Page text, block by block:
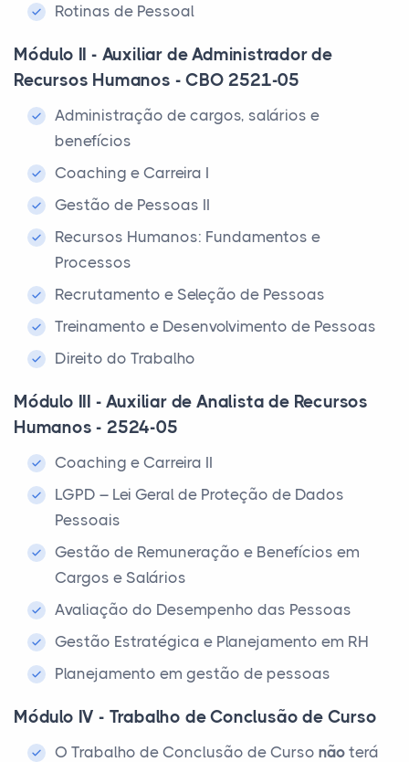
Rotinas de Pessoal
Módulo II - Auxiliar de Administrador de
Recursos Humanos - CBO 2521-05
Administração de cargos, salários e
benefícios
Coaching e Carreira I
Gestão de Pessoas II
Recursos Humanos: Fundamentos e
Processos
Recrutamento e Seleção de Pessoas
Treinamento e Desenvolvimento de Pessoas
Direito do Trabalho
Módulo III - Auxiliar de Analista de Recursos
Humanos - 2524-05
Coaching e Carreira II
LGPD – Lei Geral de Proteção de Dados
Pessoais
Gestão de Remuneração e Benefícios em
Cargos e Salários
Avaliação do Desempenho das Pessoas
Gestão Estratégica e Planejamento em RH
Planejamento em gestão de pessoas
Módulo IV - Trabalho de Conclusão de Curso
O Trabalho de Conclusão de Curso não terá